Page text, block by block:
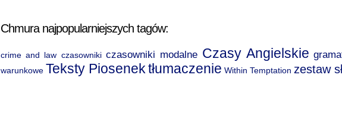
Chmura najpopularniejszych tagów:
crime and law czasowniki czasowniki modalne Czasy Angielskie
warunkowe Teksty Piosenektłumaczenie Within Temptation zestaw